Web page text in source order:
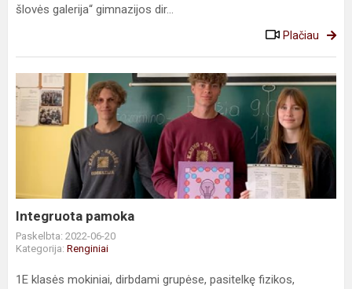
šlovės galerija“ gimnazijos dir...
Plačiau
Integruota
pamoka
Integruota pamoka
Paskelbta: 2022-06-20
Kategorija: Renginiai
1E klasės mokiniai, dirbdami grupėse, pasitelkę fizikos,